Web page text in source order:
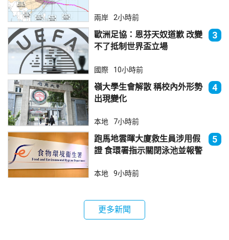
兩岸 2小時前
歐洲足協：恩芬天奴道歉 改變
不了抵制世界盃立場
3
國際 10小時前
嶺大學生會解散 稱校內外形勢
出現變化
4
本地 7小時前
跑馬地雲暉大廈救生員涉用假
證 食環署指示關閉泳池並報警
5
本地 9小時前
更多新聞